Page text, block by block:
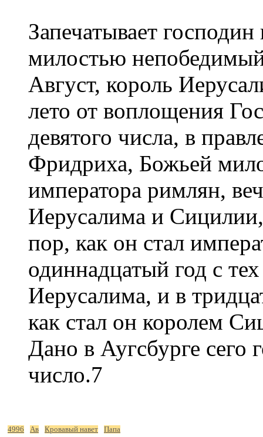
Запечатывает
милостью
Август, король
лето от воплощения
девятого числа, в
Фридриха, Божьей
императора римлян,
Иерусалима и
пор, как он стал
одиннадцатый год с
Иерусалима, и в
как стал он королем
Дано в Аугсбурге сего
число.7
4996 Ав Кровавый навет Папа